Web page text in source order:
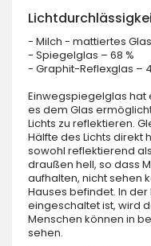
- Milch - mattiertes
- Spiegelglas – 68 %
- Graphit-Reflexglas –
Einwegspiegelglas hat
es dem Glas
Lichts zu reflektieren.
Hälfte des Lichts direkt
sowohl reflektierend
draußen hell, so dass
aufhalten, nicht sehen
Hauses befindet. In
eingeschaltet ist, wird
Menschen können in
sehen.